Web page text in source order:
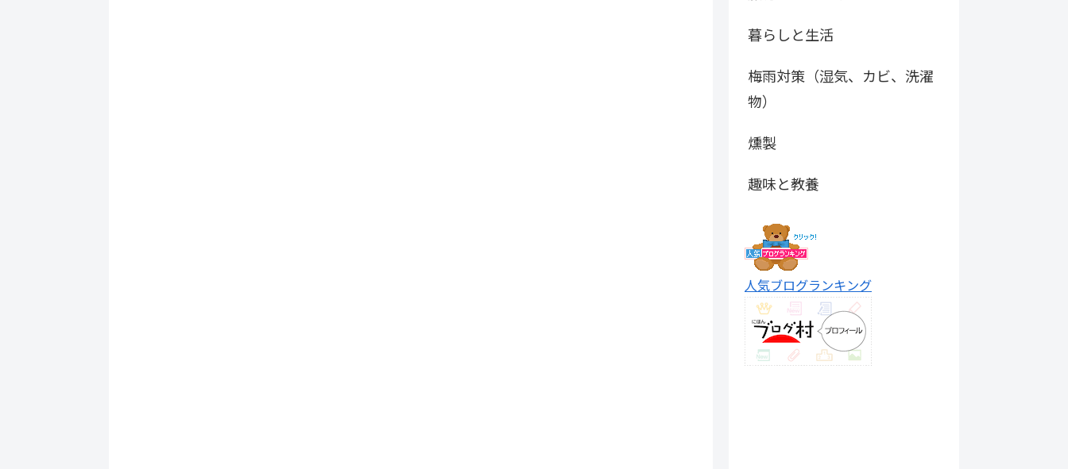
暮らしと生活
梅雨対策（湿気、カビ、洗濯
物）
燻製
趣味と教養
人気ブログランキング